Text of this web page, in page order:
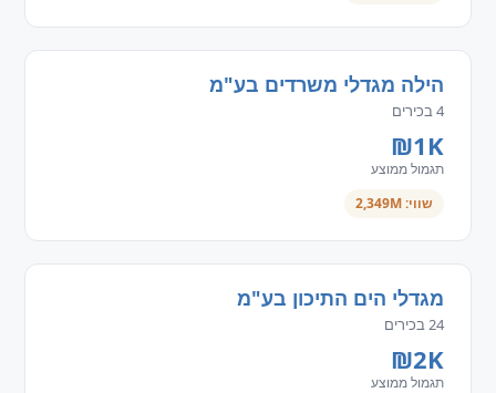
הילה מגדלי משרדים בע"מ
4 בכירים
₪1K
תגמול ממוצע
שווי: 2,349M
מגדלי הים התיכון בע"מ
24 בכירים
₪2K
תגמול ממוצע